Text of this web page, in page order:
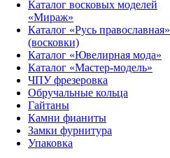
Каталог восковых моделей
«Мираж»
Каталог «Русь православная»
(восковки)
Каталог «Ювелирная мода»
Каталог «Мастер-модель»
ЧПУ фрезеровка
Обручальные кольца
Гайтаны
Камни фианиты
Замки фурнитура
Упаковка